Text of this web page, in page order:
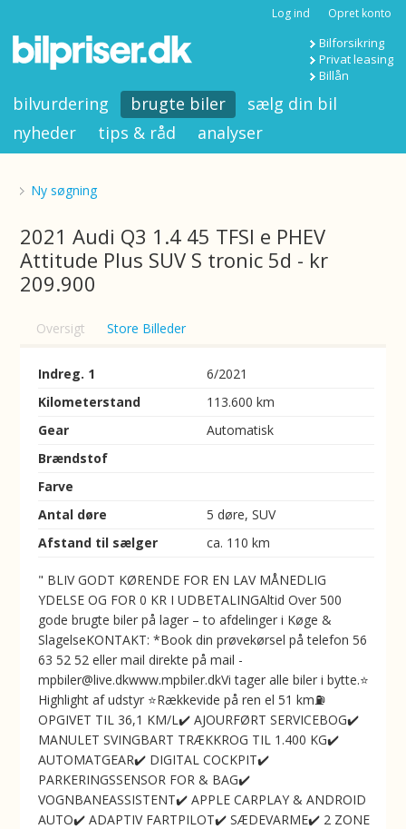
Log ind Opret konto
Bilforsikring
Privat leasing
Billån
bilvurdering brugte biler
sælg din bil
nyheder
tips & råd analyser
Ny søgning
2021 Audi Q3 1.4 45 TFSI e PHEV
Attitude Plus SUV S tronic 5d - kr
209.900
Oversigt Store Billeder
Indreg. 1
6/2021
Kilometerstand
113.600 km
Gear
Automatisk
Brændstof
Farve
Antal døre
5 døre, SUV
Afstand til sælger
ca. 110 km
" BLIV GODT KØRENDE FOR EN LAV MÅNEDLIG
YDELSE OG FOR 0 KR I UDBETALINGAltid Over 500
gode brugte biler på lager – to afdelinger i Køge &
SlagelseKONTAKT: *Book din prøvekørsel på telefon 56
63 52 52 eller mail direkte på mail -
mpbiler@live.dkwww.mpbiler.dkVi tager alle biler i bytte.⭐
Highlight af udstyr ⭐Rækkevide på ren el 51 km⛽️
OPGIVET TIL 36,1 KM/L✔️ AJOURFØRT SERVICEBOG✔️
MANULET SVINGBART TRÆKKROG TIL 1.400 KG✔️
AUTOMATGEAR✔️ DIGITAL COCKPIT✔️
PARKERINGSSENSOR FOR & BAG✔️
VOGNBANEASSISTENT✔️ APPLE CARPLAY & ANDROID
AUTO✔️ ADAPTIV FARTPILOT✔️ SÆDEVARME✔️ 2 ZONE